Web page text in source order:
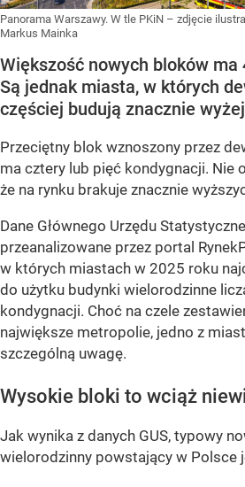
Panorama Warszawy. W tle PKiN – zdjęcie
Markus Mainka
Większość nowych bloków ma
Są jednak miasta, w których
częściej budują znacznie
Przeciętny blok wznoszony przez
ma cztery lub pięć kondygnacji. Nie
że na rynku brakuje znacznie
Dane Głównego Urzędu
przeanalizowane przez portal
w których miastach w 2025 roku
do użytku budynki wielorodzinne
kondygnacji. Choć na czele
największe metropolie, jedno z
szczególną uwagę.
Wysokie bloki to wciąż
Jak wynika z danych GUS, typowy
wielorodzinny powstający w Polsce